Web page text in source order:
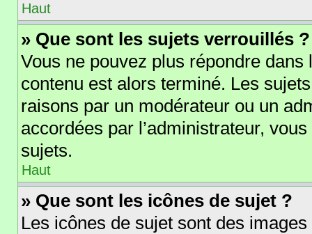
Haut
» Que sont les sujets verrouillés ?
Vous ne pouvez plus répondre
contenu est alors terminé. Les
raisons par un modérateur ou un
accordées par l’administrateur,
sujets.
Haut
» Que sont les icônes de sujet ?
Les icônes de sujet sont des